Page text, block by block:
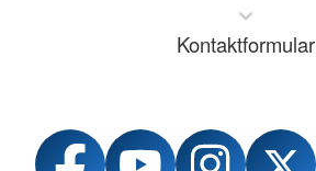
Kontaktformular